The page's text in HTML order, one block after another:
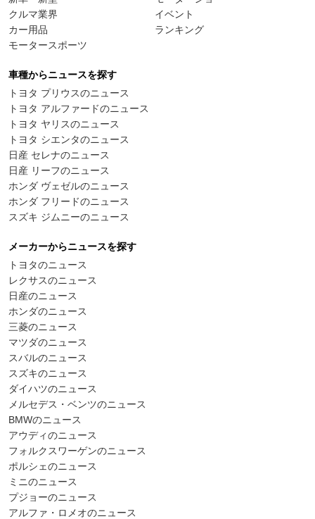
クルマ業界
カー用品
モータースポーツ
イベント
ランキング
車種からニュースを探す
トヨタ プリウスのニュース
トヨタ アルファードのニュース
トヨタ ヤリスのニュース
トヨタ シエンタのニュース
日産 セレナのニュース
日産 リーフのニュース
ホンダ ヴェゼルのニュース
ホンダ フリードのニュース
スズキ ジムニーのニュース
メーカーからニュースを探す
トヨタのニュース
レクサスのニュース
日産のニュース
ホンダのニュース
三菱のニュース
マツダのニュース
スバルのニュース
スズキのニュース
ダイハツのニュース
メルセデス・ベンツのニュース
BMWのニュース
アウディのニュース
フォルクスワーゲンのニュース
ポルシェのニュース
ミニのニュース
プジョーのニュース
アルファ・ロメオのニュース